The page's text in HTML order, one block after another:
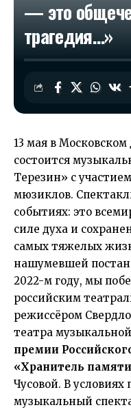
— это
трагедия…»
13 мая в Московском
состоится
Терезин» с
мюзиклов.
событиях: это
силе духа и
самых тяжелых
нашумевшей
2022-м году, мы
российским
режиссёром
театра
премии
«Хранитель
Чусовой. В условиях
музыкальный